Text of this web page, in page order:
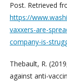
Post. Retrieved
https://
vaxxers-are-
company-is-
Thebault, R.
against anti-